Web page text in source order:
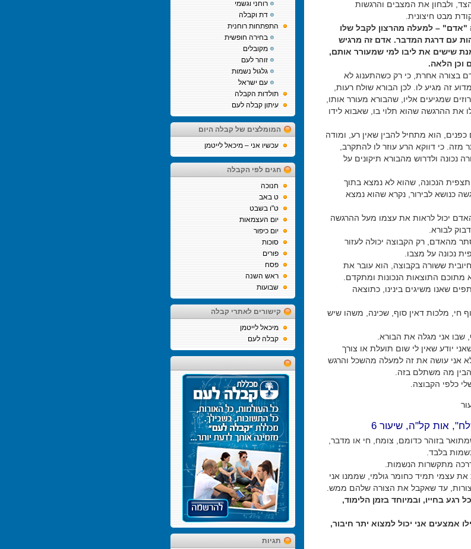
ולבחון את המצבים והרגשות
מבט חיצונית.
– למעלה מהרצון לקבל שלו
עם דרגת המדבר. אדם זה מרגיש
שישים את ליבו למי שמעורר אותם,
וכן הלאה.
בצורה אחרת, כי רק כשהתענוג לא
זה מגיע לו. לכן הבורא שולח רעות,
שמגיעים אליו, שהבורא מעורר אותו,
את ההרגשה שהוא תלוי בו, שאבוא לידו
הוא מתחיל להבין שאין רע, ומודה
מזה. כי דווקא הרע עוזר לו להתקרב,
נכונה ולדרוש מהבורא תיקונים על
הנכונה, שהוא לא נמצא בתוך
כנושא לבירור, נקרא שהוא נמצא
יכול לראות את עצמו מעל ההרגשה
לבורא.
מהאדם, רק הקבוצה יכולה לעזור
נכונה על מצבו.
ששורה בקבוצה, הוא עובר את
מתוכם התוצאות הנכונות ומתקדם.
שאנו משיגים בינינו, כתוצאה
חי, מלכות דאין סוף, שכינה, משהו שיש
שבו אני מגלה את הבורא.
יודע שאין לי שום תועלת או צורך
אני עושה את זה למעלה מהשכל והרגש
מה משתלם בזה.
כלפי הקבוצה.
אות קל"ה, שיעור 6
בזוהר כדומם, צומח, חי או מדבר,
בלבד.
מתקשרות הנשמות.
את עצמי תמיד כחומר גולמי, שממנו אני
צורות, עד שאקבל את הצורה שלהם ממש.
בחייו, ובמיוחד בזמן הלימוד,
אמצעים אני יכול למצוא יתר חיבור,
רוחני וגשמי
דת וקבלה
התפתחות רוחנית
בחירה חופשית
מקובלים
זוהר לעם
גלגול נשמות
עם ישראל
תולדות הקבלה
עיתון קבלה לעם
המומלצים של קבלה היום
עכשיו אני – מיכאל לייטמן
חגים לפי הקבלה
חנוכה
ט באב
ט"ו בשבט
יום העצמאות
יום כיפור
סוכות
פורים
פסח
ראש השנה
שבועות
קישורים לאתרי קבלה
מיכאל לייטמן
קבלה לעם
תגיות